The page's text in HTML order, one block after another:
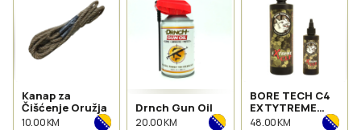
Kanap za
Čišćenje Oružja
10.00 KM
Drnch Gun Oil
20.00 KM
BORE TECH C4
EXTYTREME
CLP SREDSTVO
48.00 KM